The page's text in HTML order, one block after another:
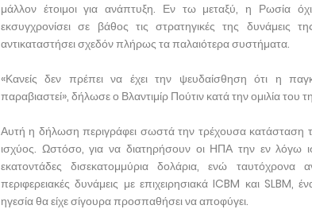
μάλλον έτοιμοι για ανάπτυξη. Εν τω μεταξύ, η Ρωσία
εκσυγχρονίσει σε βάθος τις στρατηγικές της δυνάμεις
αντικαταστήσει σχεδόν πλήρως τα παλαιότερα συστήματα.
«Κανείς δεν πρέπει να έχει την ψευδαίσθηση ότι η
παραβιαστεί», δήλωσε ο Βλαντιμίρ Πούτιν κατά την ομιλία του
Αυτή η δήλωση περιγράφει σωστά την τρέχουσα κατάσταση
ισχύος. Ωστόσο, για να διατηρήσουν οι ΗΠΑ την εν λόγω
εκατοντάδες δισεκατομμύρια δολάρια, ενώ ταυτόχρονα
περιφερειακές δυνάμεις με επιχειρησιακά ICBM και SLBM,
ηγεσία θα είχε σίγουρα προσπαθήσει να αποφύγει.